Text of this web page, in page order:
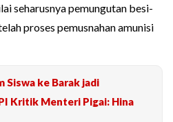
seharusnya pemungutan besi-
proses pemusnahan amunisi
Siswa ke Barak jadi
Kritik Menteri Pigai: Hina